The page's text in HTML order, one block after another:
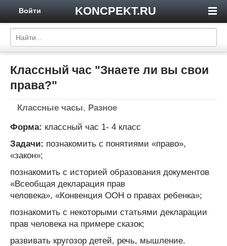
KONCPEKT.RU
Войти
Классный час "Знаете ли вы свои
права?"
Классные часы, Разное
Форма: классный час 1- 4 класс
Задачи: познакомить с понятиями «право»,
«закон»;
познакомить с историей образования документов
«Всеобщая декларация прав
человека», «Конвенция ООН о правах ребенка»;
познакомить с некоторыми статьями декларации
прав человека на примере сказок;
развивать кругозор детей, речь, мышление.